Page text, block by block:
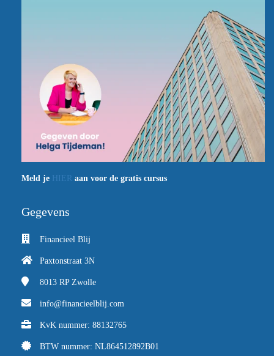
Meld je HIER aan voor de gratis cursus
Gegevens
Financieel Blij
Paxtonstraat 3N
8013 RP Zwolle
info@financieelblij.com
KvK nummer: 88132765
BTW nummer: NL864512892B01